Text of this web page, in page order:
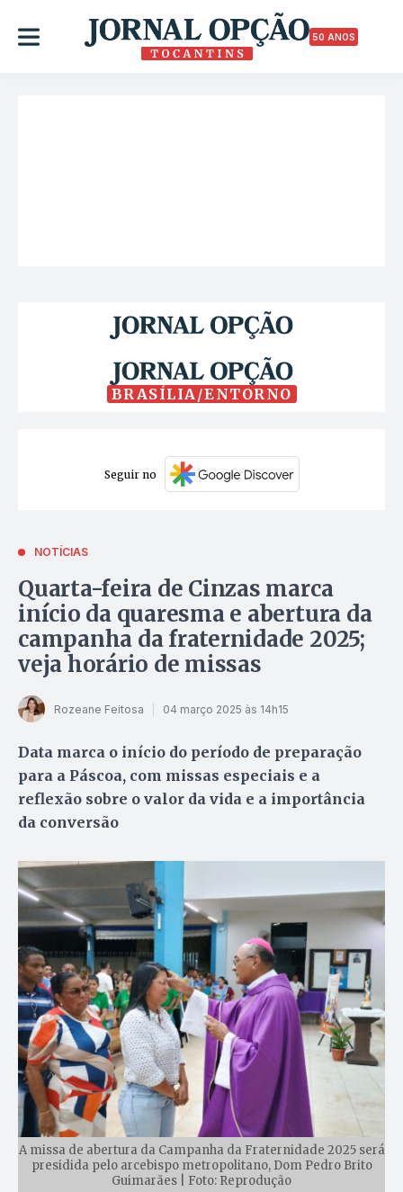
50 ANOS
BRASÍLIA/ENTORNO
Seguir no
NOTÍCIAS
Quarta-feira de Cinzas marca
início da quaresma e abertura da
campanha da fraternidade 2025;
veja horário de missas
Rozeane Feitosa 04 março 2025 às 14h15
Data marca o início do período de preparação
para a Páscoa, com missas especiais e a
reflexão sobre o valor da vida e a importância
da conversão
A missa de abertura da Campanha da Fraternidade 2025 será
presidida pelo arcebispo metropolitano, Dom Pedro Brito
Guimarães | Foto: Reprodução